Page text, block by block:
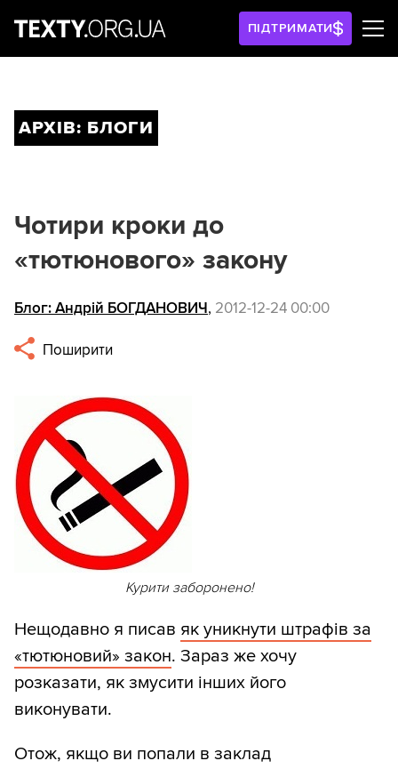
ПІДТРИМАТИ
АРХІВ: БЛОГИ
Чотири кроки до
«тютюнового» закону
Блог: Андрій БОГДАНОВИЧ, 2012-12-24 00:00
Поширити
Курити заборонено!
Нещодавно я писав як уникнути штрафів за
«тютюновий» закон. Зараз же хочу
розказати, як змусити інших його
виконувати.
Отож, якщо ви попали в заклад